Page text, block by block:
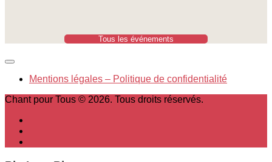
Tous les événements
Mentions légales – Politique de confidentialité
Chant pour Tous © 2026. Tous droits réservés.